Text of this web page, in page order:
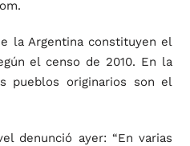
la Argentina constituyen el
el censo de 2010. En la
pueblos originarios son el
denunció ayer: “En varias